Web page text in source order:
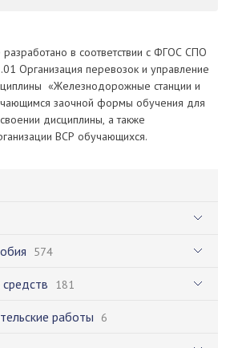
574
181
работы 6
в соответствии с ФГОС СПО
Организация перевозок и управление
«Железнодорожные станции и
заочной формы обучения для
дисциплины, а также
ВСР обучающихся.